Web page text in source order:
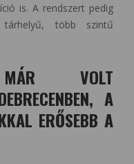
is. A rendszert pedig
több szintű
VOLT
A
ERŐSEBB A